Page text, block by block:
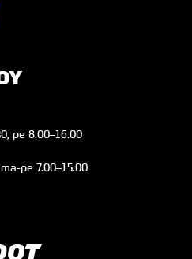
, pe 8.00–16.00
ma-pe 7.00–15.00